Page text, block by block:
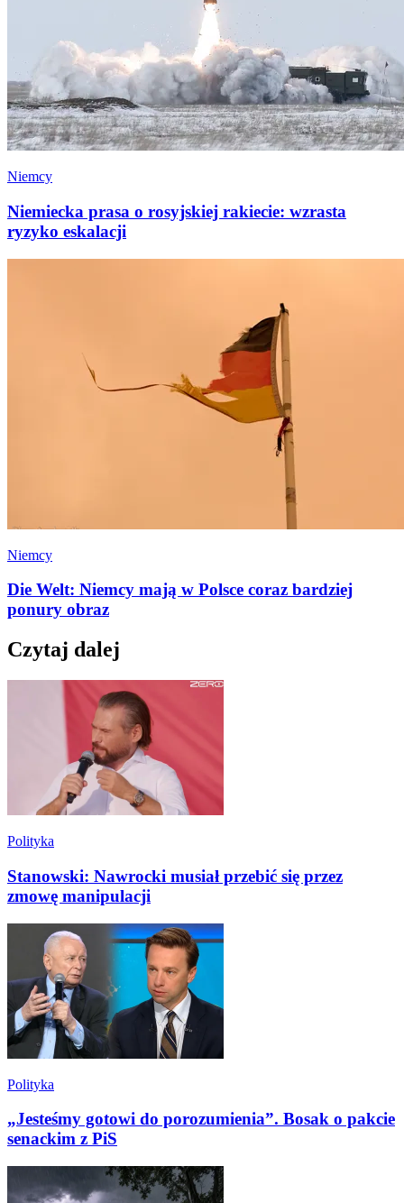
Niemcy
Niemiecka prasa o rosyjskiej rakiecie: wzrasta
ryzyko eskalacji
Niemcy
Die Welt: Niemcy mają w Polsce coraz bardziej
ponury obraz
Czytaj dalej
Polityka
Stanowski: Nawrocki musiał przebić się przez
zmowę manipulacji
Polityka
„Jesteśmy gotowi do porozumienia”. Bosak o pakcie
senackim z PiS